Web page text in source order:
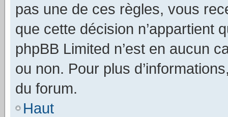
pas une de ces règles, vous
que cette décision n’appartient
phpBB Limited n’est en aucun
ou non. Pour plus
du forum.
Haut